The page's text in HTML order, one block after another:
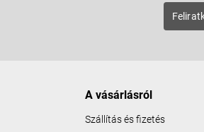
A vásárlásról
Szállítás és fizetés